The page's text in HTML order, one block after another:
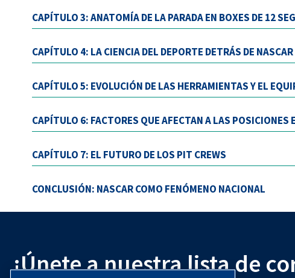
CAPÍTULO 3: ANATOMÍA DE LA PARADA EN BOXES DE 12
CAPÍTULO 4: LA CIENCIA DEL DEPORTE DETRÁS DE NASCAR
CAPÍTULO 5: EVOLUCIÓN DE LAS HERRAMIENTAS Y EL
CAPÍTULO 6: FACTORES QUE AFECTAN A LAS POSICIONES
CAPÍTULO 7: EL FUTURO DE LOS PIT CREWS
CONCLUSIÓN: NASCAR COMO FENÓMENO NACIONAL
¡Únete a nuestra lista de